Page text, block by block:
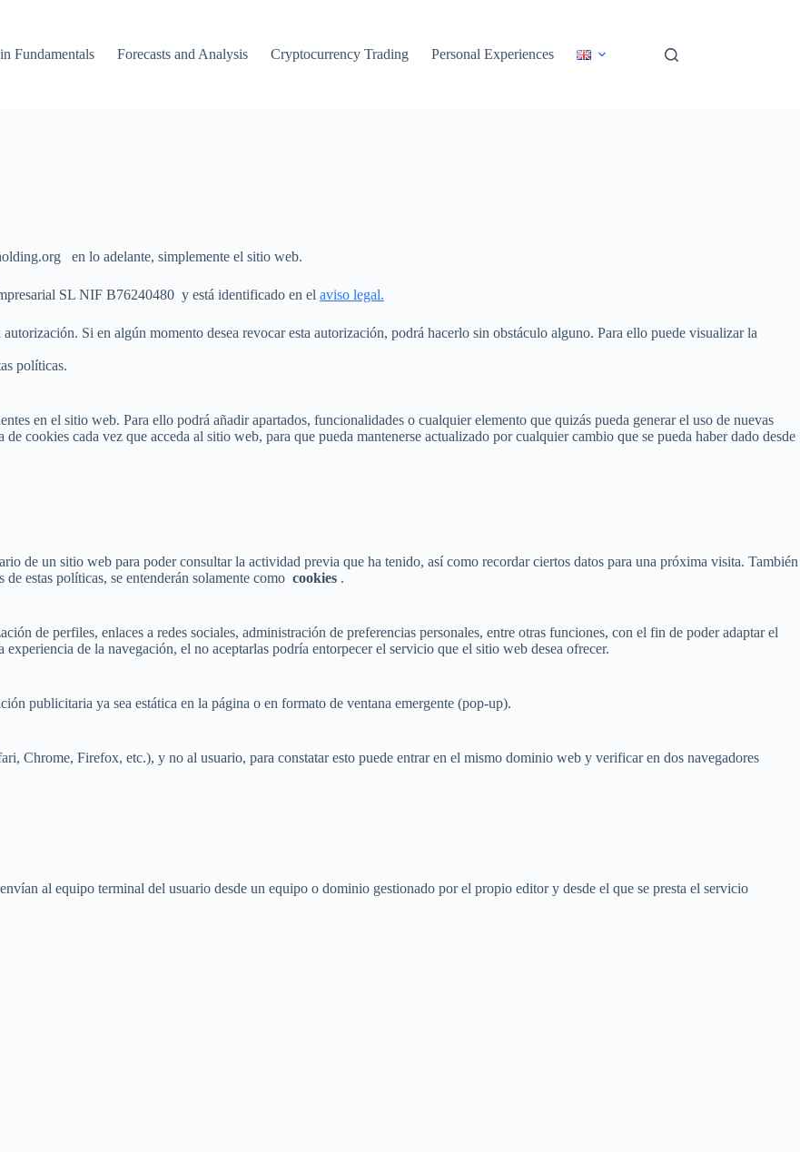
Fundamentals
Forecasts and Analysis Cryptocurrency Trading Personal Experiences
en lo adelante, simplemente el sitio web.
SL NIF B76240480 y está identificado en el aviso legal.
Si en algún momento desea revocar esta autorización, podrá hacerlo sin obstáculo alguno. Para ello puede visualizar la
políticas.
en el sitio web. Para ello podrá añadir apartados, funcionalidades o cualquier elemento que quizás pueda generar el uso de nuevas
cookies cada vez que acceda al sitio web, para que pueda mantenerse actualizado por cualquier cambio que se pueda haber dado desde
de un sitio web para poder consultar la actividad previa que ha tenido, así como recordar ciertos datos para una próxima visita. También
estas políticas, se entenderán solamente como cookies .
de perfiles, enlaces a redes sociales, administración de preferencias personales, entre otras funciones, con el fin de poder adaptar el
de la navegación, el no aceptarlas podría entorpecer el servicio que el sitio web desea ofrecer.
publicitaria ya sea estática en la página o en formato de ventana emergente (pop-up).
Chrome, Firefox, etc.), y no al usuario, para constatar esto puede entrar en el mismo dominio web y verificar en dos navegadores
al equipo terminal del usuario desde un equipo o dominio gestionado por el propio editor y desde el que se presta el servicio